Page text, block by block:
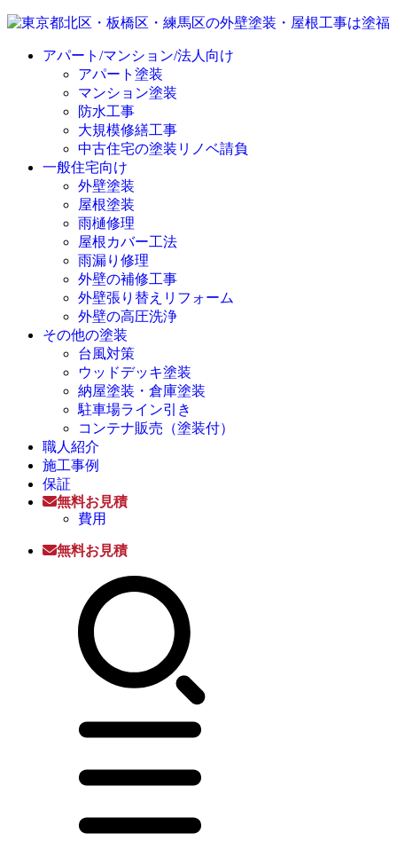
アパート/マンション/法人向け
アパート塗装
マンション塗装
防水工事
大規模修繕工事
中古住宅の塗装リノベ請負
一般住宅向け
外壁塗装
屋根塗装
雨樋修理
屋根カバー工法
雨漏り修理
外壁の補修工事
外壁張り替えリフォーム
外壁の高圧洗浄
その他の塗装
台風対策
ウッドデッキ塗装
納屋塗装・倉庫塗装
駐車場ライン引き
コンテナ販売（塗装付）
職人紹介
施工事例
保証
無料お見積
費用
無料お見積